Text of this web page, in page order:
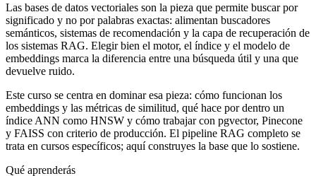
Las bases de datos vectoriales son la pieza que permite buscar por
significado y no por palabras exactas: alimentan buscadores
semánticos, sistemas de recomendación y la capa de recuperación de
los sistemas RAG. Elegir bien el motor, el índice y el modelo de
embeddings marca la diferencia entre una búsqueda útil y una que
devuelve ruido.
Este curso se centra en dominar esa pieza: cómo funcionan los
embeddings y las métricas de similitud, qué hace por dentro un
índice ANN como HNSW y cómo trabajar con pgvector, Pinecone
y FAISS con criterio de producción. El pipeline RAG completo se
trata en cursos específicos; aquí construyes la base que lo sostiene.
Qué aprenderás